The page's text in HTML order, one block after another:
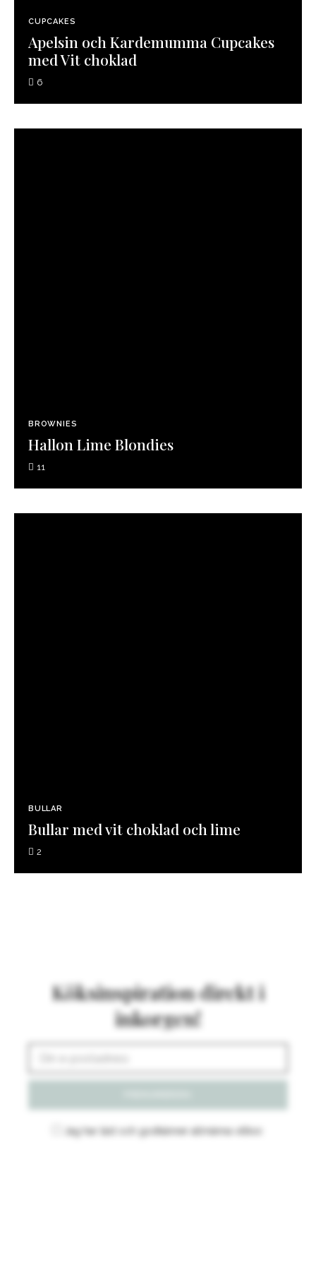
CUPCAKES
Apelsin och Kardemumma Cupcakes
med Vit choklad
6
BROWNIES
Hallon Lime Blondies
11
BULLAR
Bullar med vit choklad och lime
2
Köksinspiration direkt i
inkorgen!
Jag har läst och godkänner allmänna villkor